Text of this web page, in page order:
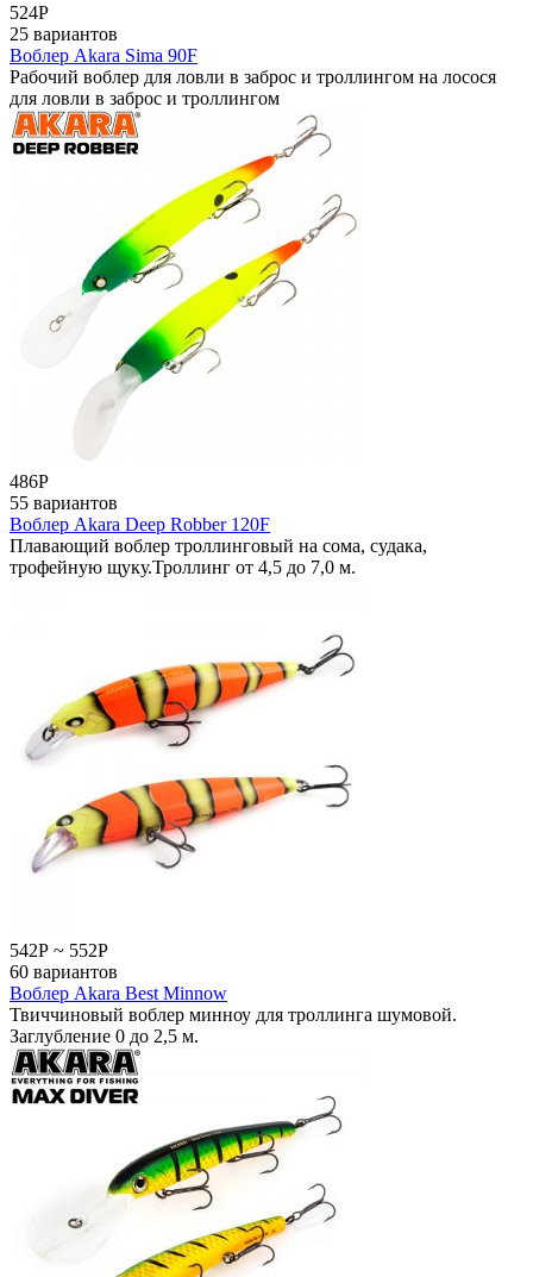
524Р
25 вариантов
Воблер Akara Sima 90F
Рабочий воблер для ловли в заброс и троллингом на лосося
для ловли в заброс и троллингом
486Р
55 вариантов
Воблер Akara Deep Robber 120F
Плавающий воблер троллинговый на сома, судака,
трофейную щуку.Троллинг от 4,5 до 7,0 м.
542Р ~ 552Р
60 вариантов
Воблер Akara Best Minnow
Твиччиновый воблер минноу для троллинга шумовой.
Заглубление 0 до 2,5 м.